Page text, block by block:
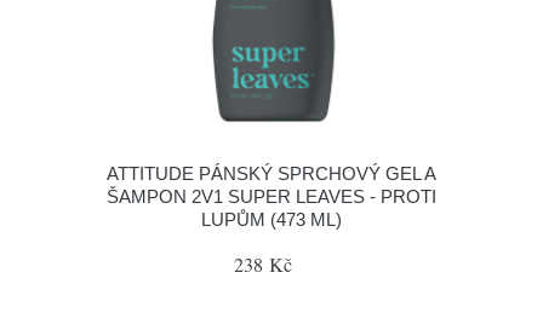
ATTITUDE PÁNSKÝ SPRCHOVÝ GEL A
ŠAMPON 2V1 SUPER LEAVES - PROTI
LUPŮM (473 ML)
238 Kč